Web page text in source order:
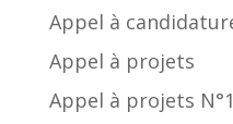
Appel à
Appel à projets
Appel à projets